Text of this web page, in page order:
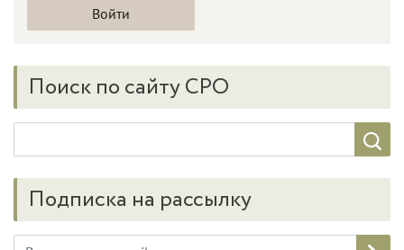
Поиск по сайту СРО
Подписка на рассылку